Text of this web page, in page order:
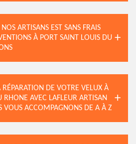
ARTISANS EST SANS FRAIS
À PORT SAINT LOUIS DU
RÉPARATION DE VOTRE VELUX À
RHONE AVEC LAFLEUR ARTISAN
VOUS ACCOMPAGNONS DE A À Z